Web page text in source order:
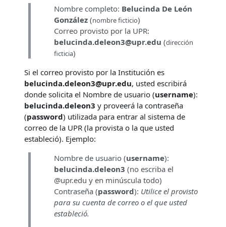
Nombre completo: Belucinda De León
González (nombre ficticio)
Correo provisto por la UPR:
belucinda.deleon3@upr.edu (dirección
ficticia)
Si el correo provisto por la Institución es
belucinda.deleon3@upr.edu, usted escribirá
donde solicita el Nombre de usuario (username):
belucinda.deleon3 y proveerá la contraseña
(password) utilizada para entrar al sistema de
correo de la UPR (la provista o la que usted
estableció). Ejemplo:
Nombre de usuario (username):
belucinda.deleon3 (no escriba el
@upr.edu y en minúscula todo)
Contraseña (password): Utilice el provisto
para su cuenta de correo o el que usted
estableció.